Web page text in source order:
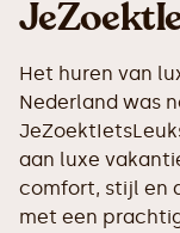
Het huren van
Nederland was
aan luxe
comfort, stijl en
met een